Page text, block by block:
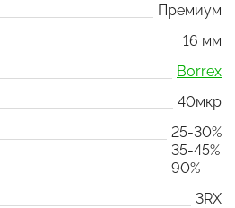
Премиум
16 мм
Borrex
40мкр
25-30%
35-45%
90%
3RX